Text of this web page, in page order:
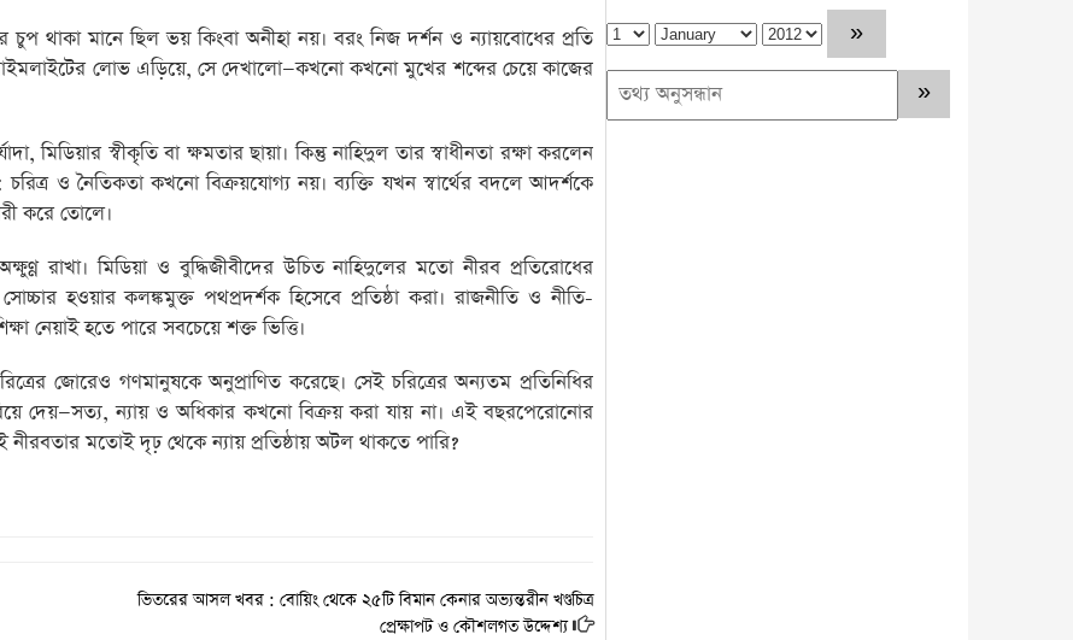
চুপ থাকা মানে ছিল ভয় কিংবা অনীহা নয়। বরং নিজ দর্শন ও ন্যায়বোধের প্রতি
লোভ এড়িয়ে, সে দেখালো—কখনো কখনো মুখের শব্দের চেয়ে কাজের
মিডিয়ার স্বীকৃতি বা ক্ষমতার ছায়া। কিন্তু নাহিদুল তার স্বাধীনতা রক্ষা করলেন
ও নৈতিকতা কখনো বিক্রয়যোগ্য নয়। ব্যক্তি যখন স্বার্থের বদলে আদর্শকে
করে তোলে।
রাখা। মিডিয়া ও বুদ্ধিজীবীদের উচিত নাহিদুলের মতো নীরব প্রতিরোধের
হওয়ার কলঙ্কমুক্ত পথপ্রদর্শক হিসেবে প্রতিষ্ঠা করা। রাজনীতি ও নীতি-
নেয়াই হতে পারে সবচেয়ে শক্ত ভিত্তি।
জোরেও গণমানুষকে অনুপ্রাণিত করেছে। সেই চরিত্রের অন্যতম প্রতিনিধির
দেয়—সত্য, ন্যায় ও অধিকার কখনো বিক্রয় করা যায় না। এই বছরপেরোনোর
মতোই দৃঢ় থেকে ন্যায় প্রতিষ্ঠায় অটল থাকতে পারি?
ভিতরের আসল খবর : বোয়িং থেকে ২৫টি বিমান কেনার অভ্যন্তরীন খণ্ডচিত্র
প্রেক্ষাপট ও কৌশলগত উদ্দেশ্য